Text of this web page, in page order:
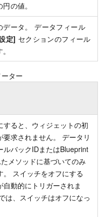
の値。
データ。 データフィール
定] セクションのフィール
ター
すると、ウィジェットの初
要求されません。 データリ
ルバックIDまたはBlueprint
メソッドに基づいてのみ
。 スイッチをオフにする
自動的にトリガーされま
は、スイッチはオフになっ